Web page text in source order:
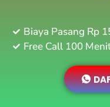
Biaya Pasang Rp
Free Call 100